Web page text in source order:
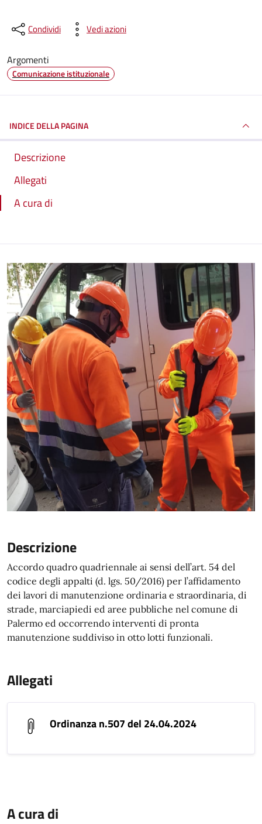
Condividi Vedi azioni
Argomenti
Comunicazione istituzionale
INDICE DELLA PAGINA
Descrizione
Allegati
A cura di
Descrizione
Accordo quadro quadriennale ai sensi dell’art. 54 del
codice degli appalti (d. lgs. 50/2016) per l’affidamento
dei lavori di manutenzione ordinaria e straordinaria, di
strade, marciapiedi ed aree pubbliche nel comune di
Palermo ed occorrendo interventi di pronta
manutenzione suddiviso in otto lotti funzionali.
Allegati
Ordinanza n.507 del 24.04.2024
A cura di